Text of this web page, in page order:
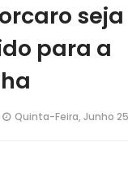
seja
para a
Quinta-Feira, Junho